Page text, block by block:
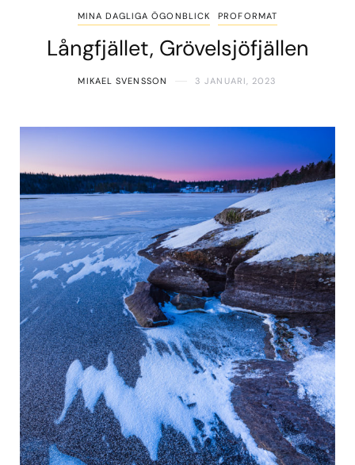
MINA DAGLIGA ÖGONBLICK PROFORMAT
Långfjället, Grövelsjöfjällen
MIKAEL SVENSSON 3 JANUARI, 2023